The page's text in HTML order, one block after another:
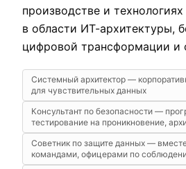
производстве и
в области ИТ-архитектуры,
цифровой трансформации и
Системный архитектор —
для чувствительных данных
Консультант по безопасности —
тестирование на проникновение,
Советник по защите данных —
командами, офицерами по